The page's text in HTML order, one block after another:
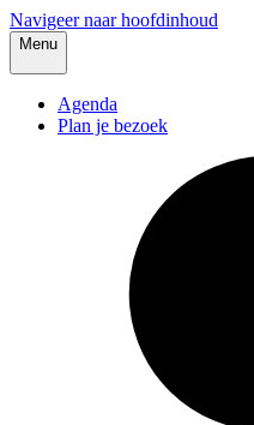
Navigeer naar hoofdinhoud
Menu
Agenda
Plan je bezoek